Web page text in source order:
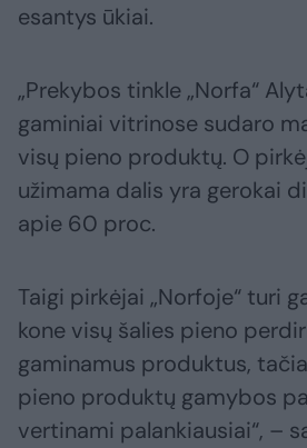
esantys ūkiai.
„Prekybos tinkle „Norfa“
gaminiai vitrinose sudaro
visų pieno produktų. O
užimama dalis yra gerokai
apie 60 proc.
Taigi pirkėjai „Norfoje“ turi
kone visų šalies pieno
gaminamus produktus,
pieno produktų gamybos
vertinami palankiausiai“, –